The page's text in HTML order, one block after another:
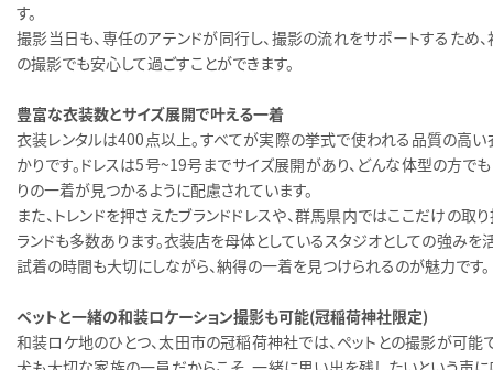
す。
撮影当日も、専任のアテンドが同行し、撮影の流れをサポートするため
の撮影でも安心して過ごすことができます。
豊富な衣装数とサイズ展開で叶える一着
衣装レンタルは400点以上。すべてが実際の挙式で使われる品質の高
かりです。ドレスは5号〜19号までサイズ展開があり、どんな体型の方で
りの一着が見つかるように配慮されています。
また、トレンドを押さえたブランドドレスや、群馬県内ではここだけの取
ランドも多数あります。衣装店を母体としているスタジオとしての強みを
試着の時間も大切にしながら、納得の一着を見つけられるのが魅力です。
ペットと一緒の和装ロケーション撮影も可能（冠稲荷神社限定）
和装ロケ地のひとつ、太田市の冠稲荷神社では、ペットとの撮影が可能